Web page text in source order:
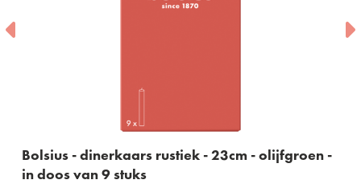
Bolsius - dinerkaars rustiek - 23cm - olijfgroen -
in doos van 9 stuks